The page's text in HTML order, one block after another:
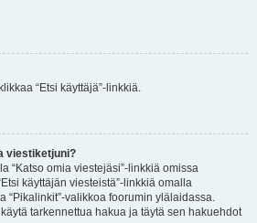
“Etsi käyttäjä”-linkkiä.
viestiketjuni?
“Katso omia viestejäsi”-linkkiä omissa
käyttäjän viesteistä”-linkkiä omalla
“Pikalinkit”-valikkoa foorumin ylälaidassa.
tarkennettua hakua ja täytä sen hakuehdot